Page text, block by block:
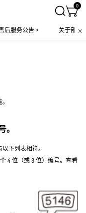
0
务公告 > 关于部分手
。
下列表相符。
4 位（或 3 位）编号。查看